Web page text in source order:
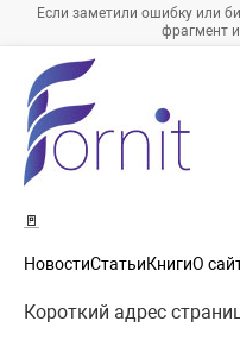
Если заметили ошибку или
фрагмент
🚪
НовостиСтатьиКнигиО
Короткий адрес